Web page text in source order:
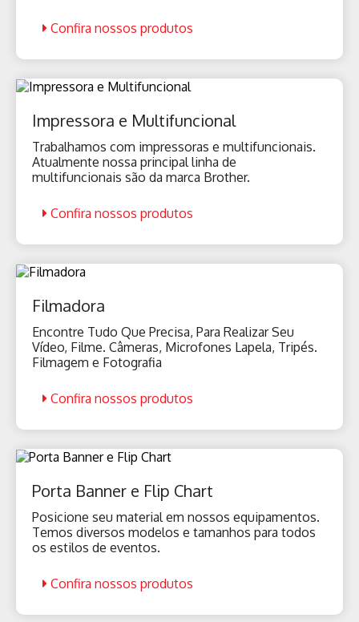
Confira nossos produtos
Impressora e Multifuncional
Trabalhamos com impressoras e multifuncionais.
Atualmente nossa principal linha de
multifuncionais são da marca Brother.
Confira nossos produtos
Filmadora
Encontre Tudo Que Precisa, Para Realizar Seu
Vídeo, Filme. Câmeras, Microfones Lapela, Tripés.
Filmagem e Fotografia
Confira nossos produtos
Porta Banner e Flip Chart
Posicione seu material em nossos equipamentos.
Temos diversos modelos e tamanhos para todos
os estilos de eventos.
Confira nossos produtos